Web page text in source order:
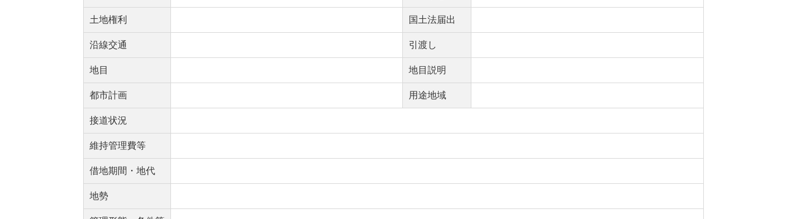
土地権利 国土法届出
沿線交通 引渡し
地目 地目説明
都市計画 用途地域
接道状況
維持管理費等
借地期間・地代
地勢